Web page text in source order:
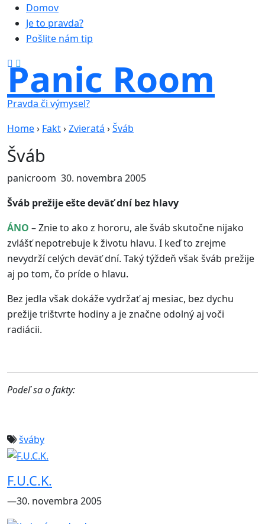
Domov
Je to pravda?
Pošlite nám tip
Panic Room
Pravda či výmysel?
Home› Fakt›Zvieratá ›Šváb
Šváb
panicroom 30. novembra 2005
Šváb prežije ešte deväť dní bez hlavy
ÁNO – Znie to ako z hororu, ale šváb skutočne nijako
zvlášť nepotrebuje k životu hlavu. I keď to zrejme
nevydrží celých deväť dní. Taký týždeň však šváb prežije
aj po tom, čo príde o hlavu.
Bez jedla však dokáže vydržať aj mesiac, bez dychu
prežije trištvrte hodiny a je značne odolný aj voči
radiácii.
Podeľ sa o fakty:
šváby
F.U.C.K.
―30. novembra 2005